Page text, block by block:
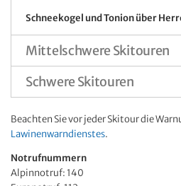
Schneekogel und Tonion über
Mittelschwere Skitouren
Schwere Skitouren
Beachten Sie vor jeder Skitour die
Lawinenwarndienstes.
Notrufnummern
Alpinnotruf: 140